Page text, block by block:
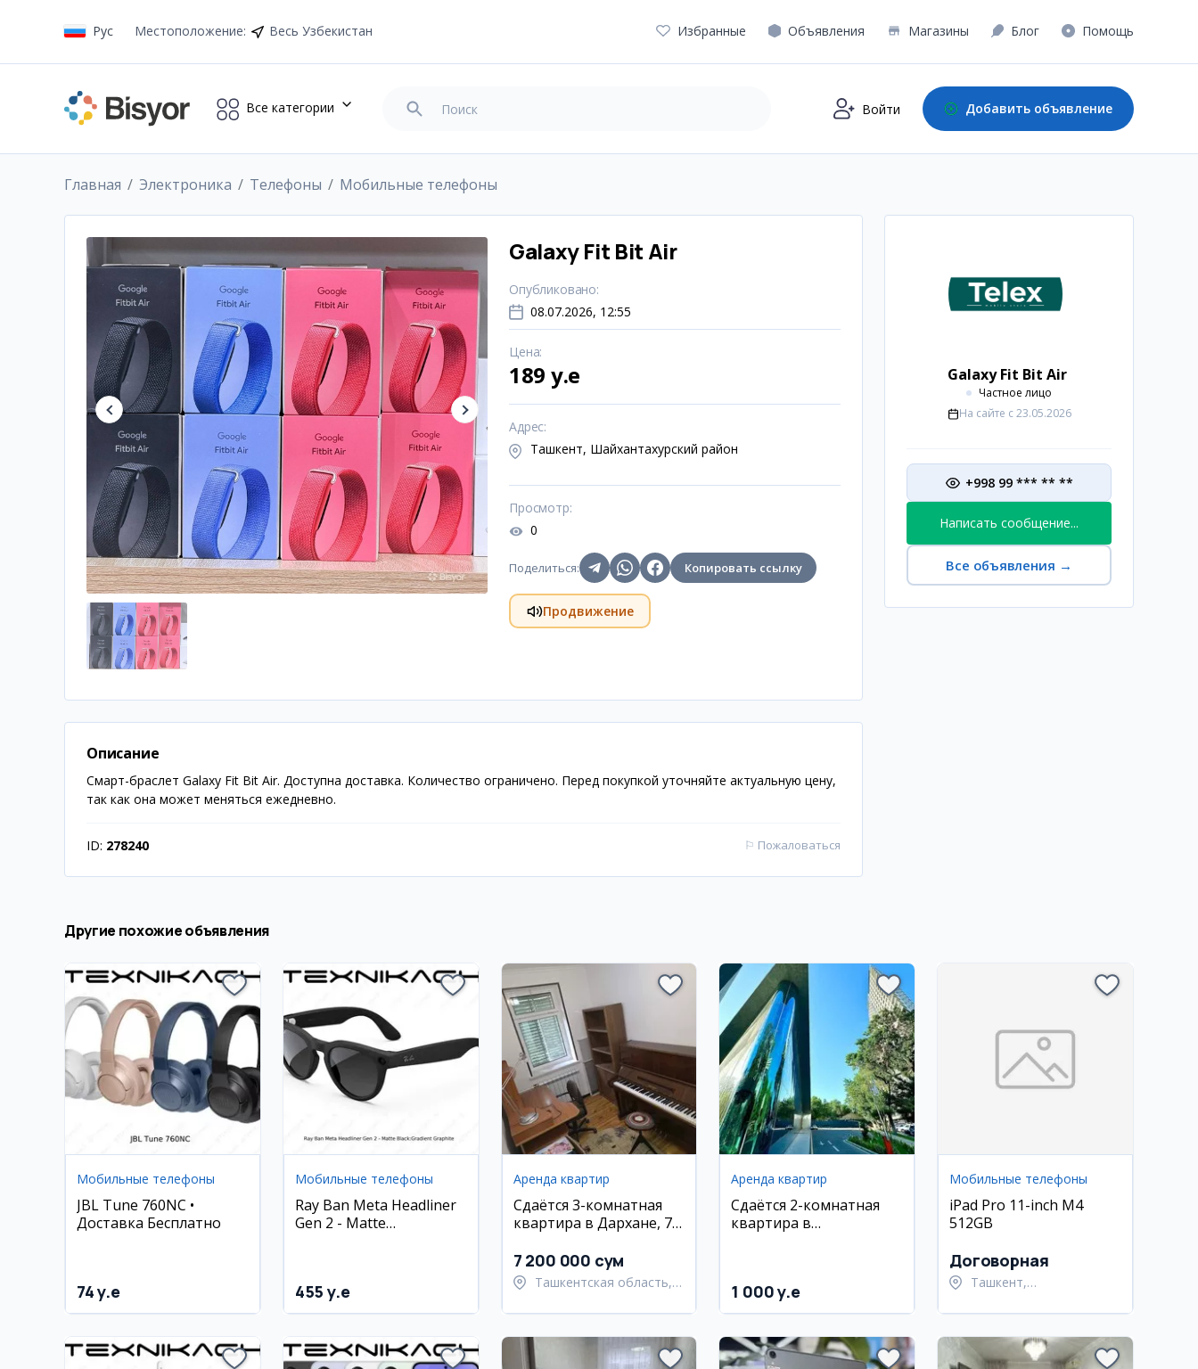
Рус Местоположение: Весь Узбекистан Избранные Объявления Магазины Блог Помощь
Все категории Войти Добавить объявление
Главная Электроника Телефоны Мобильные телефоны
Galaxy Fit Bit Air
Опубликовано:
08.07.2026, 12:55
Цена:
189 y.e
Адрес:
Ташкент, Шайхантахурский район
Просмотр:
0
Поделиться: Копировать ссылку
Продвижение
Описание
Смарт-браслет Galaxy Fit Bit Air. Доступна доставка. Количество ограничено. Перед покупкой уточняйте актуальную цену,
так как она может меняться ежедневно.
ID: 278240 ⚐ Пожаловаться
Galaxy Fit Bit Air
Частное лицо
На сайте с 23.05.2026
+998 99 *** ** **
Написать сообщение...
Все объявления →
Другие похожие объявления
Мобильные телефоны
JBL Tune 760NC •
Доставка Бесплатно
74 y.e
Мобильные телефоны
Ray Ban Meta Headliner
Gen 2 - Matte
455 y.e
Аренда квартир
Сдаётся 3-комнатная
квартира в Дархане, 75
7 200 000 сум
Ташкентская область,
Аренда квартир
Сдаётся 2-комнатная
квартира в
1 000 y.e
Мобильные телефоны
iPad Pro 11-inch M4
512GB
Договорная
Ташкент,